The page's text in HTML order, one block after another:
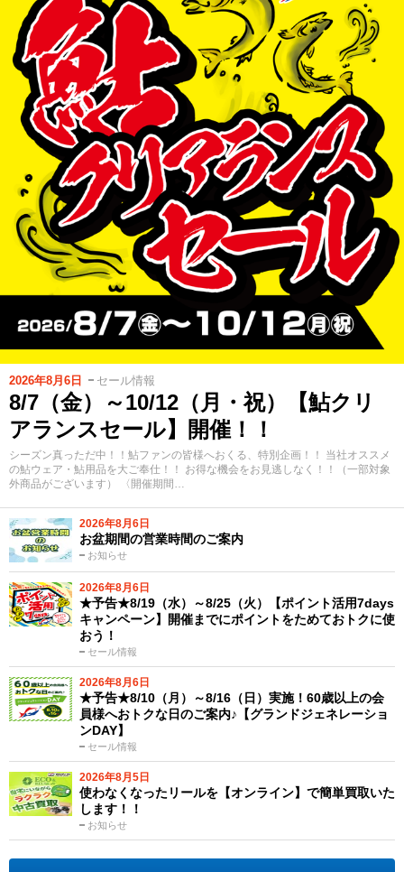
2026年8月6日 セール情報
8/7（金）～10/12（月・祝）【鮎クリ
アランスセール】開催！！
シーズン真っただ中！！鮎ファンの皆様へおくる、特別企画！！ 当社オススメ
の鮎ウェア・鮎用品を大ご奉仕！！ お得な機会をお見逃しなく！！（一部対象
外商品がございます） 〈開催期間…
2026年8月6日
お知らせ
お盆期間の営業時間のご案内
2026年8月6日
セール情報
★予告★8/19（水）～8/25（火）【ポイント活用7days
キャンペーン】開催までにポイントをためておトクに使
おう！
2026年8月6日
セール情報
★予告★8/10（月）～8/16（日）実施！60歳以上の会
員様へおトクな日のご案内♪【グランドジェネレーショ
ンDAY】
2026年8月5日
お知らせ
使わなくなったリールを【オンライン】で簡単買取いた
します！！